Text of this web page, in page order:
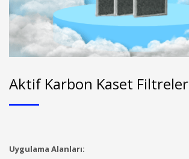
Aktif Karbon Kaset Filtreler
Uygulama Alanları: